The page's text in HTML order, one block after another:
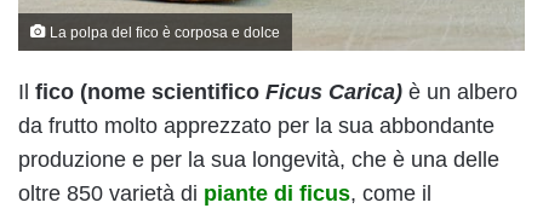
La polpa del fico è corposa e dolce
Il fico (nome scientifico Ficus Carica) è un albero
da frutto molto apprezzato per la sua abbondante
produzione e per la sua longevità, che è una delle
oltre 850 varietà di piante di ficus, come il